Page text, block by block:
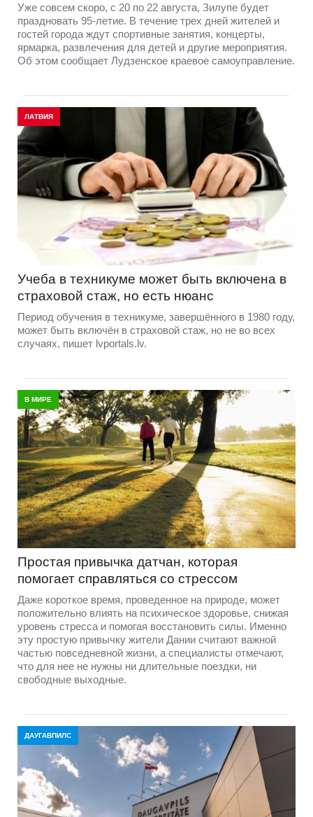
Уже совсем скоро, с 20 по 22 августа, Зилупе будет
праздновать 95-летие. В течение трех дней жителей и
гостей города ждут спортивные занятия, концерты,
ярмарка, развлечения для детей и другие мероприятия.
Об этом сообщает Лудзенское краевое самоуправление.
ЛАТВИЯ
Учеба в техникуме может быть включена в
страховой стаж, но есть нюанс
Период обучения в техникуме, завершённого в 1980 году,
может быть включён в страховой стаж, но не во всех
случаях, пишет lvportals.lv.
В МИРЕ
Простая привычка датчан, которая
помогает справляться со стрессом
Даже короткое время, проведенное на природе, может
положительно влиять на психическое здоровье, снижая
уровень стресса и помогая восстановить силы. Именно
эту простую привычку жители Дании считают важной
частью повседневной жизни, а специалисты отмечают,
что для нее не нужны ни длительные поездки, ни
свободные выходные.
ДАУГАВПИЛС